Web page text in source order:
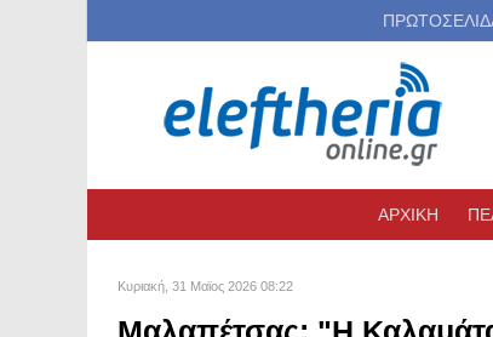
ΑΡΧΙΚΗ
Κυριακή, 31 Μαϊος 2026 08:22